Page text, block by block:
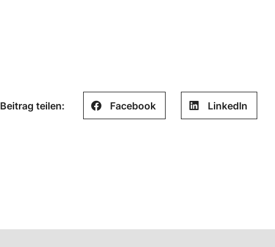
Beitrag teilen: Facebook LinkedIn